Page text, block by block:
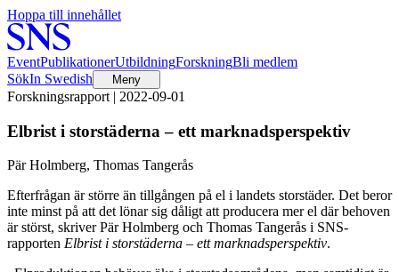
Hoppa till innehållet
EventPublikationerUtbildningForskningBli medlem
SökIn Swedish Meny
Forskningsrapport | 2022-09-01
Elbrist i storstäderna – ett marknadsperspektiv
Pär Holmberg, Thomas Tangerås
Efterfrågan är större än tillgången på el i landets storstäder. Det beror
inte minst på att det lönar sig dåligt att producera mer el där behoven
är störst, skriver Pär Holmberg och Thomas Tangerås i SNS-
rapporten Elbrist i storstäderna – ett marknadsperspektiv.